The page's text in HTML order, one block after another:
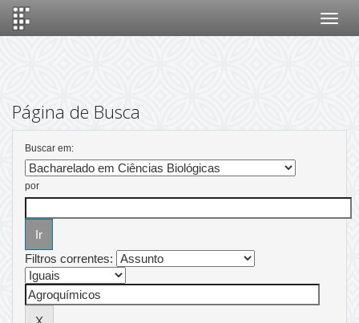
Página de Busca
Buscar em:
por
Filtros correntes: